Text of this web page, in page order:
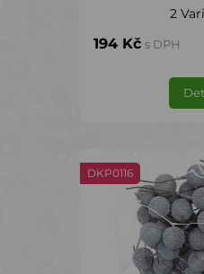
2
194 Kč s DPH
DKP0116